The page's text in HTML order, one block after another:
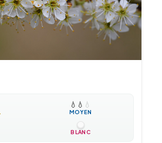
💧 💧 💧
MOYEN
BLANC